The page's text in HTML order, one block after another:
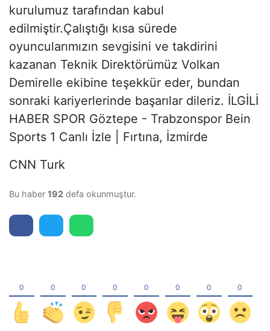
kurulumuz tarafından kabul
edilmiştir.Çalıştığı kısa sürede
oyuncularımızın sevgisini ve takdirini
kazanan Teknik Direktörümüz Volkan
Demirelle ekibine teşekkür eder, bundan
sonraki kariyerlerinde başarılar dileriz. İLGİLİ
HABER SPOR Göztepe - Trabzonspor Bein
Sports 1 Canlı İzle | Fırtına, İzmirde
CNN Turk
Bu haber 192 defa okunmuştur.